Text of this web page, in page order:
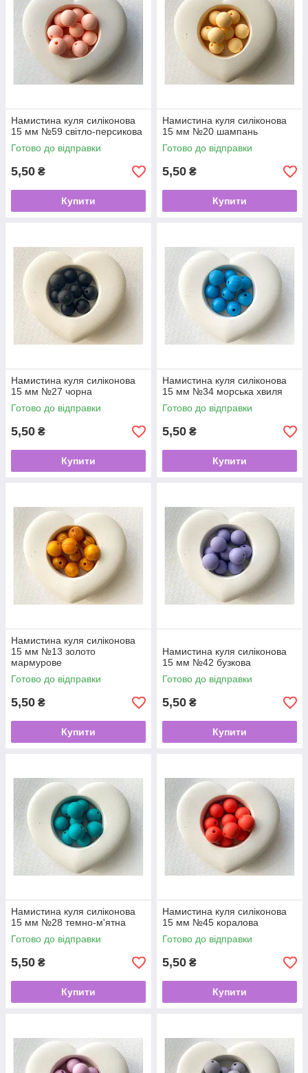
Намистина куля силіконова
15 мм №59 світло-персикова
Готово до відправки
5,50 ₴
Купити
Намистина куля силіконова
15 мм №20 шампань
Готово до відправки
5,50 ₴
Купити
Намистина куля силіконова
15 мм №27 чорна
Готово до відправки
5,50 ₴
Купити
Намистина куля силіконова
15 мм №34 морська хвиля
Готово до відправки
5,50 ₴
Купити
Намистина куля силіконова
15 мм №13 золото
мармурове
Готово до відправки
5,50 ₴
Купити
Намистина куля силіконова
15 мм №42 бузкова
Готово до відправки
5,50 ₴
Купити
Намистина куля силіконова
15 мм №28 темно-м'ятна
Готово до відправки
5,50 ₴
Купити
Намистина куля силіконова
15 мм №45 коралова
Готово до відправки
5,50 ₴
Купити